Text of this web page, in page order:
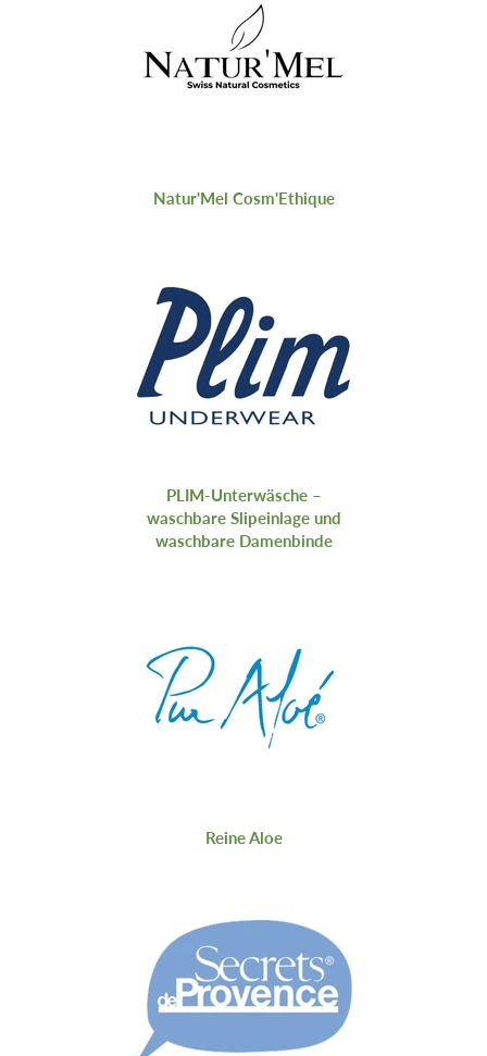
Natur'Mel Cosm'Ethique
PLIM-Unterwäsche –
waschbare Slipeinlage und
waschbare Damenbinde
Reine Aloe